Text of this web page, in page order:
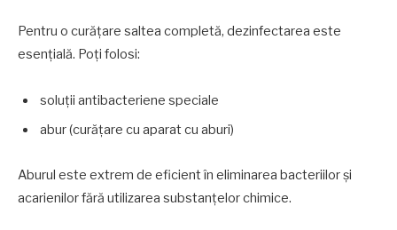
Pentru o curățare saltea completă, dezinfectarea este
esențială. Poți folosi:
soluții antibacteriene speciale
abur (curățare cu aparat cu aburi)
Aburul este extrem de eficient în eliminarea bacteriilor și
acarienilor fără utilizarea substanțelor chimice.